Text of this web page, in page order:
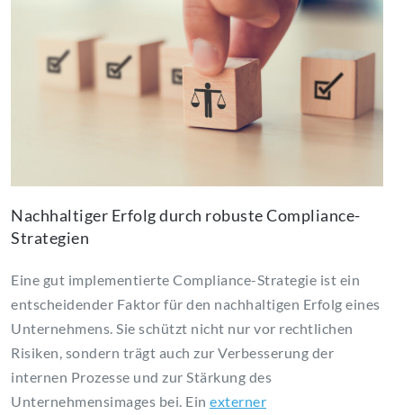
Nachhaltiger Erfolg durch robuste Compliance-
Strategien
Eine gut implementierte Compliance-Strategie ist ein
entscheidender Faktor für den nachhaltigen Erfolg eines
Unternehmens. Sie schützt nicht nur vor rechtlichen
Risiken, sondern trägt auch zur Verbesserung der
internen Prozesse und zur Stärkung des
Unternehmensimages bei. Ein externer